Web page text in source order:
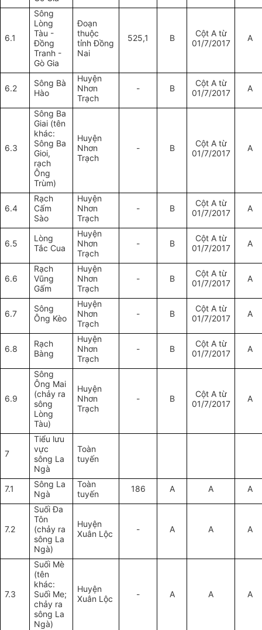
6.1
Sông
Lòng
Tàu -
Đồng
Tranh -
Gò Gia
Đoạn
thuộc
tỉnh Đồng
Nai
525,1 B
Cột A từ
01/7/2017
A
6.2
Sông Bà
Hào
Huyện
Nhơn
Trạch
- B
Cột A từ
01/7/2017
A
6.3
Sông Ba
Giai (tên
khác:
Sông Ba
Gioi,
rạch
Ông
Trùm)
Huyện
Nhơn
Trạch
- B
Cột A từ
01/7/2017
A
6.4
Rạch
Cấm
Sào
Huyện
Nhơn
Trạch
- B
Cột A từ
01/7/2017
A
6.5
Lòng
Tắc Cua
Huyện
Nhơn
Trạch
- B
Cột A từ
01/7/2017
A
6.6
Rạch
Vũng
Gấm
Huyện
Nhơn
Trạch
- B
Cột A từ
01/7/2017
A
6.7
Sông
Ông Kèo
Huyện
Nhơn
Trạch
- B
Cột A từ
01/7/2017
A
6.8
Rạch
Bàng
Huyện
Nhơn
Trạch
- B
Cột A từ
01/7/2017
A
6.9
Sông
Ông Mai
(chảy ra
sông
Lòng
Tàu)
Huyện
Nhơn
Trạch
- B
Cột A từ
01/7/2017
A
7
Tiểu lưu
vực
sông La
Ngà
Toàn
tuyến
7.1
Sông La
Ngà
Toàn
tuyến
186 A A A
7.2
Suối Đa
Tôn
(chảy ra
sông La
Ngà)
Huyện
Xuân Lộc
- A A A
7.3
Suối Mè
(tên
khác:
Suối Me;
chảy ra
sông La
Ngà)
Huyện
Xuân Lộc
- A A A